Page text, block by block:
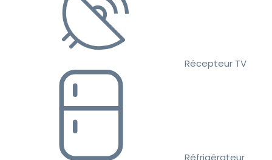
Récepteur TV
Réfrigérateur